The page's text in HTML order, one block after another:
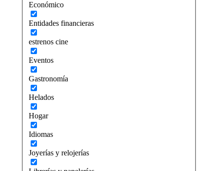
Económico
Entidades financieras
estrenos cine
Eventos
Gastronomía
Helados
Hogar
Idiomas
Joyerías y relojerías